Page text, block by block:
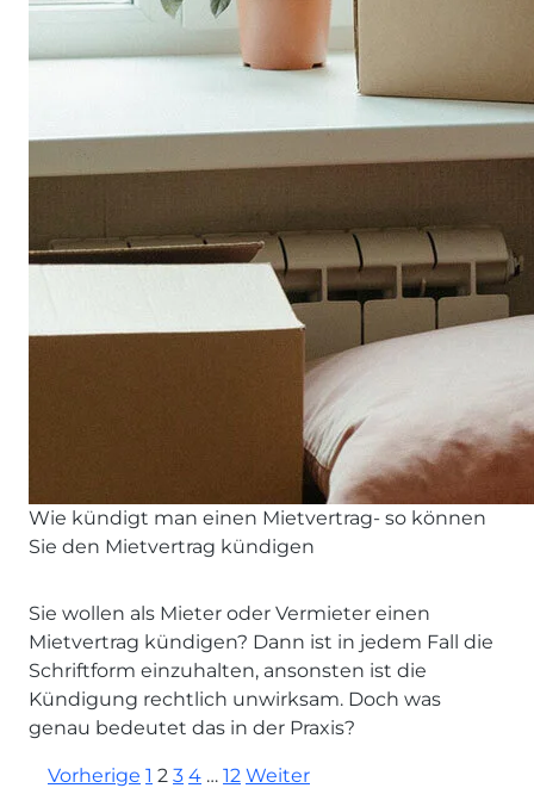
Wie kündigt man einen Mietvertrag- so können
Sie den Mietvertrag kündigen
Sie wollen als Mieter oder Vermieter einen
Mietvertrag kündigen? Dann ist in jedem Fall die
Schriftform einzuhalten, ansonsten ist die
Kündigung rechtlich unwirksam. Doch was
genau bedeutet das in der Praxis?
Vorherige 1 2 3 4 … 12 Weiter